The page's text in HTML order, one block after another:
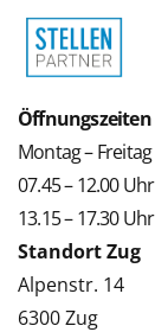
Öffnungszeiten
Montag – Freitag
07.45 – 12.00 Uhr
13.15 – 17.30 Uhr
Standort Zug
Alpenstr. 14
6300 Zug